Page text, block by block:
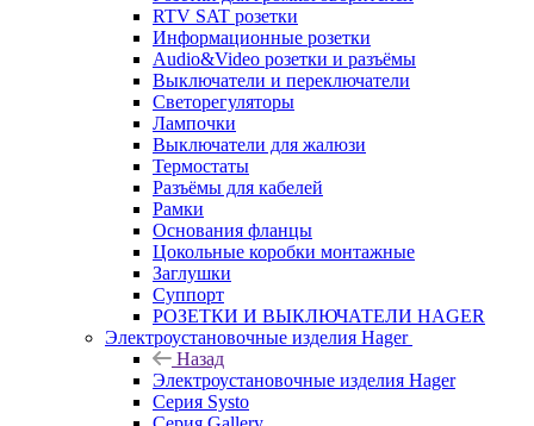
RTV SAT розетки
Информационные розетки
Audio&Video розетки и разъёмы
Выключатели и переключатели
Светорегуляторы
Лампочки
Выключатели для жалюзи
Термостаты
Разъёмы для кабелей
Рамки
Основания фланцы
Цокольные коробки монтажные
Заглушки
Суппорт
РОЗЕТКИ И ВЫКЛЮЧАТЕЛИ HAGER
Электроустановочные изделия Hager
Назад
Электроустановочные изделия Hager
Серия Systo